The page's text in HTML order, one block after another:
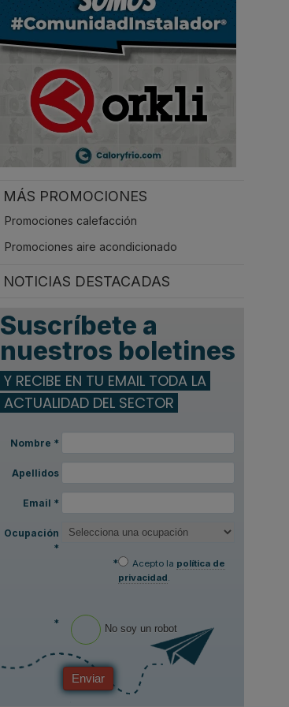
MÁS PROMOCIONES
Promociones calefacción
Promociones aire acondicionado
NOTICIAS DESTACADAS
Suscríbete a
nuestros boletines
Y RECIBE EN TU EMAIL TODA LA
ACTUALIDAD DEL SECTOR
Nombre *
Apellidos
Email *
Ocupación
*
*
Acepto la política de
privacidad.
* No soy un robot
Enviar